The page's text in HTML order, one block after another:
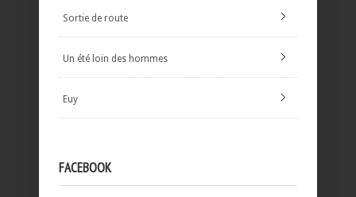
Sortie de route
Un été loin des hommes
Euy
FACEBOOK